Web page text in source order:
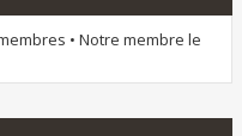
• Notre membre le